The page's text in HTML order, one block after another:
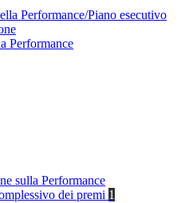
Performance/Piano esecutivo
Performance
sulla Performance
dei premi 1